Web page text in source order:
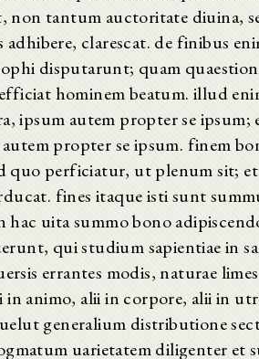
non tantum auctoritate diuina,
clarescat. de finibus
disputarunt; quam
hominem beatum. illud
ipsum autem propter se
propter se ipsum. finem
quo perficiatur, ut plenum sit;
fines itaque isti sunt
uita summo bono
qui studium sapientiae in
errantes modis, naturae
in animo, alii in corpore, alii in
generalium distributione
uarietatem diligenter